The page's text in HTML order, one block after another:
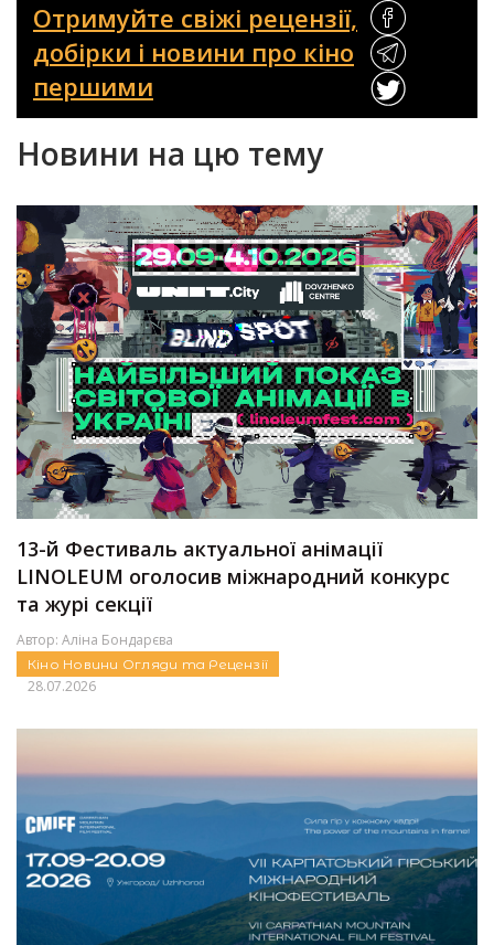
Отримуйте свіжі рецензії,
добірки і новини про кіно
першими
Новини на цю тему
13-й Фестиваль актуальної анімації
LINOLEUM оголосив міжнародний конкурс
та журі секції
Автор: Аліна Бондарєва
Кіно Новини Огляди та Рецензії
28.07.2026